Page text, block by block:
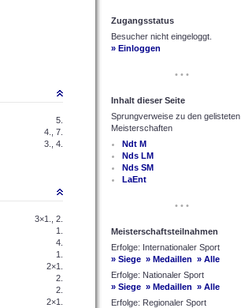
5.
4., 7.
3., 4.
3×1., 2.
1.
4.
1.
2×1.
2.
2.
2×1.
Zugangsstatus
Besucher nicht eingeloggt.
» Einloggen
• • •
Inhalt dieser Seite
Sprungverweise zu den gelisteten
Meisterschaften
Ndt M
Nds LM
Nds SM
LaEnt
• • •
Meisterschaftsteilnahmen
Erfolge: Internationaler Sport
» Siege » Medaillen » Alle
Erfolge: Nationaler Sport
» Siege » Medaillen » Alle
Erfolge: Regionaler Sport